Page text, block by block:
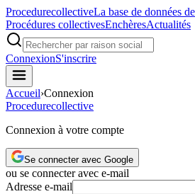
ProcedurecollectiveLa base de données
Procédures collectivesEnchèresActualités
ConnexionS'inscrire
Accueil›Connexion
Procedurecollective
Connexion à votre compte
Se connecter avec Google
ou se connecter avec e-mail
Adresse e-mail